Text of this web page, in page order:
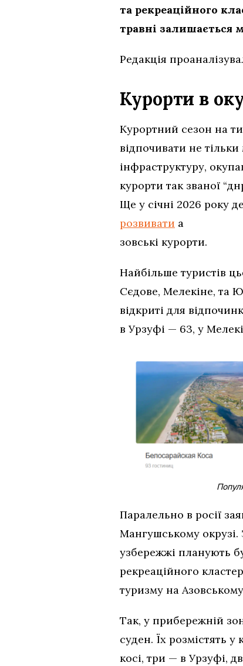
та рекреаційного
травні залишається
Редакція
Курорти в
Курортний сезон на
відпочивати не
інфраструктуру,
курорти так званої
Ще у січні 2026 року
розвивати а
зовські курорти.
Найбільше туристів
Сєдове, Мелекіне, та
відкриті для
в Урзуфі — 63, у
Паралельно в росії
Мангушському окрузі.
узбережжі планують
рекреаційного
туризму на
Так, у прибережній
суден. Їх розмістять
косі, три — в Урзуфі,